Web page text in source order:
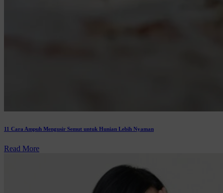
11 Cara Ampuh Mengusir Semut untuk Hunian Lebih Nyaman
Read More